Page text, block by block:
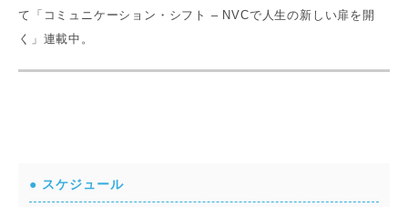
て「コミュニケーション・シフト – NVCで人生の新しい扉を開
く」連載中。
● スケジュール